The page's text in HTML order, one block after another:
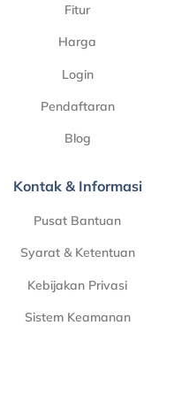
Fitur
Harga
Login
Pendaftaran
Blog
Kontak & Informasi
Pusat Bantuan
Syarat & Ketentuan
Kebijakan Privasi
Sistem Keamanan